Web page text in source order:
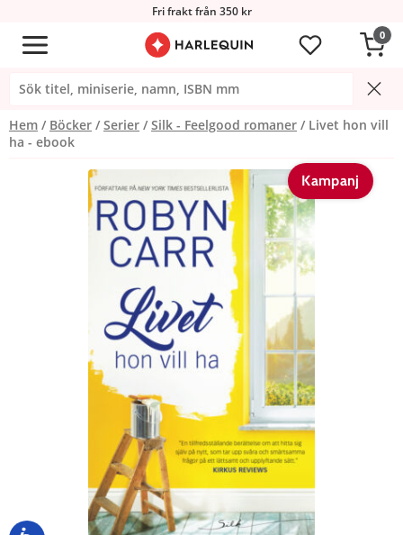
Fri frakt från 350 kr
0
Hem Böcker Serier Silk - Feelgood romaner
Livet hon vill
ha - ebook
Kampanj